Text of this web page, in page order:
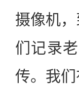
摄像机
们记录
传。我